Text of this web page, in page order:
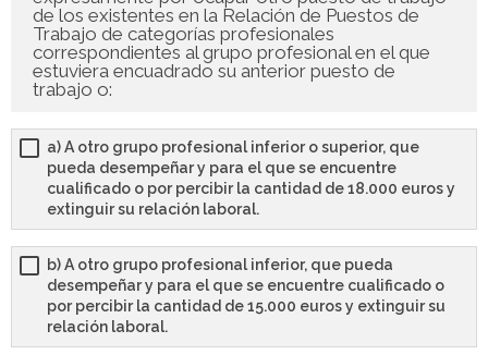
de los existentes en la Relación de Puestos de
Trabajo de categorías profesionales
correspondientes al grupo profesional en el que
estuviera encuadrado su anterior puesto de
trabajo o:
a) A otro grupo profesional inferior o superior, que
pueda desempeñar y para el que se encuentre
cualificado o por percibir la cantidad de 18.000 euros y
extinguir su relación laboral.
b) A otro grupo profesional inferior, que pueda
desempeñar y para el que se encuentre cualificado o
por percibir la cantidad de 15.000 euros y extinguir su
relación laboral.